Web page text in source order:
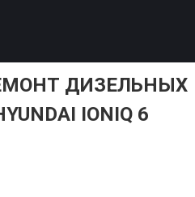
ДИЗЕЛЬНЫХ
IONIQ 6